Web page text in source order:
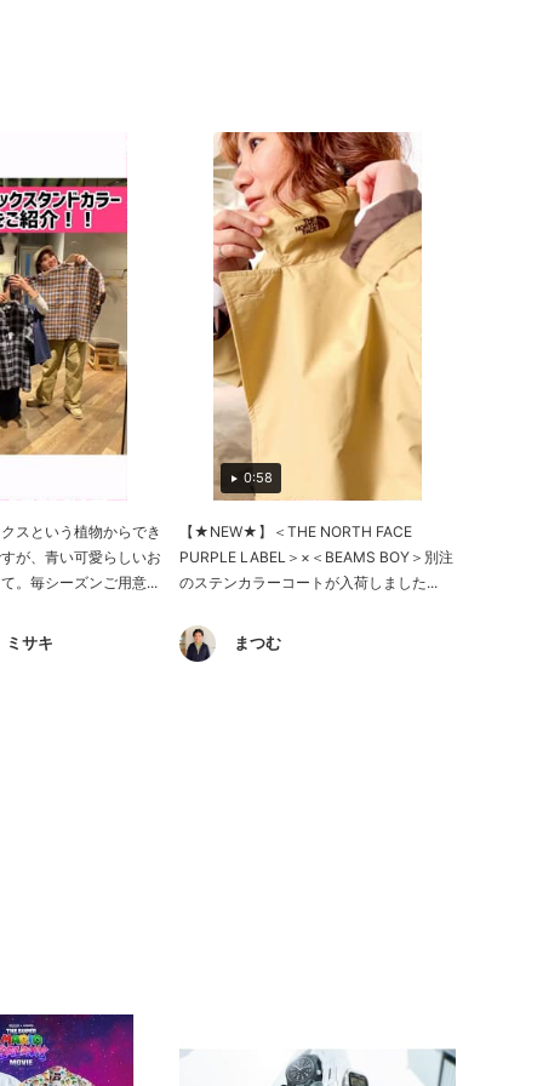
スという植物からでき
が、青い可愛らしいお
。毎シーズンご用意...
ミサキ
0:58
【★NEW★】＜THE NORTH FACE
PURPLE LABEL＞×＜BEAMS BOY＞別注
のステンカラーコートが入荷しました...
まつむ